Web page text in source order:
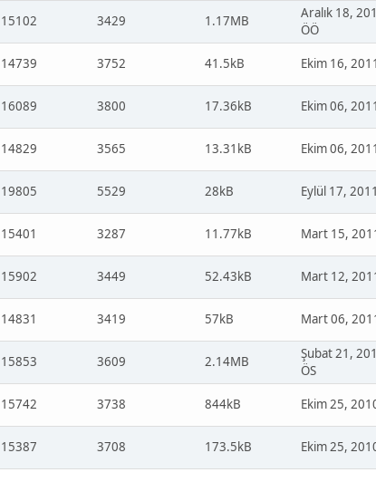
15102 3429 1.17MB
Aralık 18,
ÖÖ
14739 3752 41.5kB Ekim 16,
16089 3800 17.36kB Ekim 06,
14829 3565 13.31kB Ekim 06,
19805 5529 28kB Eylül 17,
15401 3287 11.77kB Mart 15,
15902 3449 52.43kB Mart 12,
14831 3419 57kB Mart 06,
15853 3609 2.14MB
Şubat 21,
ÖS
15742 3738 844kB Ekim 25,
15387 3708 173.5kB Ekim 25,